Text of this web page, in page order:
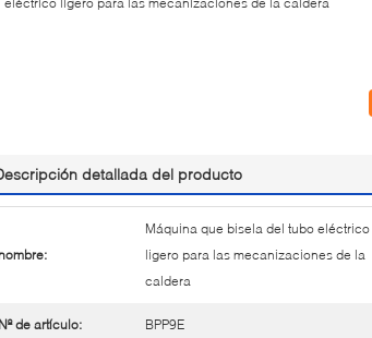
detallada del producto
Máquina que bisela del tubo eléctrico
ligero para las mecanizaciones de la
caldera
de artículo: BPP9E